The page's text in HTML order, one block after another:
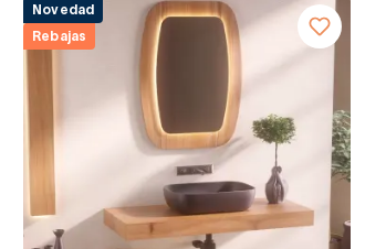
Novedad
Rebajas